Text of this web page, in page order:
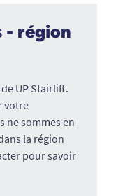
- région
UP Stairlift.
votre
ne sommes en
la région
pour savoir